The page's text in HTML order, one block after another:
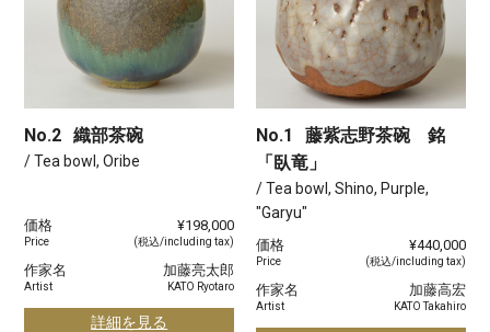
No.2 織部茶碗
/ Tea bowl, Oribe
価格
Price
¥198,000
(税込/including tax)
作家名
Artist
加藤亮太郎
KATO Ryotaro
詳細を見る
No.1
藤紫志野茶碗 銘
「臥竜」
/ Tea bowl, Shino, Purple,
"Garyu"
価格
Price
¥440,000
(税込/including tax)
作家名
Artist
加藤高宏
KATO Takahiro